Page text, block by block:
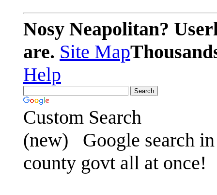
Nosy Neapolitan?
are. Site Map
Help
Custom Search
(new)
Google search
county govt all at once!